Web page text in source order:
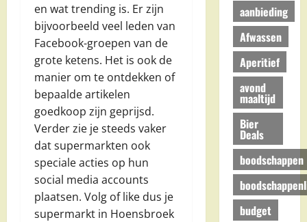
en wat trending is. Er zijn
bijvoorbeeld veel leden van
Facebook-groepen van de
grote ketens. Het is ook de
manier om te ontdekken of
bepaalde artikelen
goedkoop zijn geprijsd.
Verder zie je steeds vaker
dat supermarkten ook
speciale acties op hun
social media accounts
plaatsen. Volg of like dus je
supermarkt in Hoensbroek
aanbieding
Afwassen
Aperitief
avond
maaltijd
Bier
Deals
boodschappen
budget